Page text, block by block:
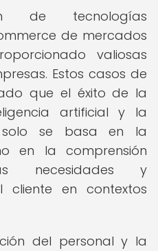
de tecnologías
de mercados
valiosas
Estos casos de
que el éxito de la
artificial y la
se basa en la
en la comprensión
necesidades y
cliente en contextos
del personal y la